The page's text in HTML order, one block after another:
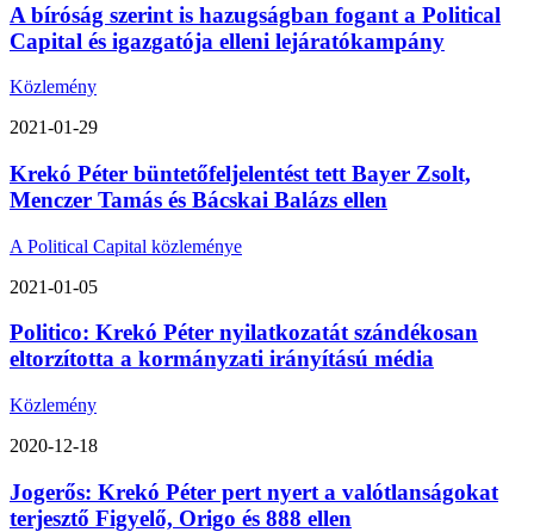
A bíróság szerint is hazugságban fogant a Political
Capital és igazgatója elleni lejáratókampány
Közlemény
2021-01-29
Krekó Péter büntetőfeljelentést tett Bayer Zsolt,
Menczer Tamás és Bácskai Balázs ellen
A Political Capital közleménye
2021-01-05
Politico: Krekó Péter nyilatkozatát szándékosan
eltorzította a kormányzati irányítású média
Közlemény
2020-12-18
Jogerős: Krekó Péter pert nyert a valótlanságokat
terjesztő Figyelő, Origo és 888 ellen